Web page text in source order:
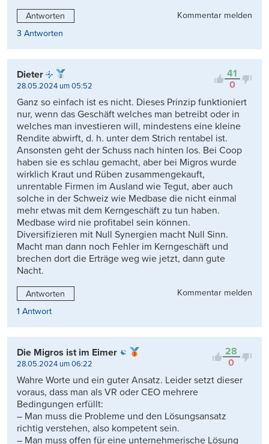
Antworten
Kommentar melden
3 Antworten
41
0
Dieter
28.05.2024 um 05:52
Ganz so einfach ist es nicht. Dieses Prinzip funktioniert
nur, wenn das Geschäft welches man betreibt oder in
welches man investieren will, mindestens eine kleine
Rendite abwirft, d. h. unter dem Strich rentabel ist.
Ansonsten geht der Schuss nach hinten los. Bei Coop
haben sie es schlau gemacht, aber bei Migros wurde
wirklich Kraut und Rüben zusammengekauft,
unrentable Firmen im Ausland wie Tegut, aber auch
solche in der Schweiz wie Medbase die nicht einmal
mehr etwas mit dem Kerngeschäft zu tun haben.
Medbase wird nie profitabel sein können.
Diversifizieren mit Null Synergien macht Null Sinn.
Macht man dann noch Fehler im Kerngeschäft und
brechen dort die Erträge weg wie jetzt, dann gute
Nacht.
Antworten
Kommentar melden
1 Antwort
28
0
Die Migros ist im Eimer
28.05.2024 um 06:22
Wahre Worte und ein guter Ansatz. Leider setzt dieser
voraus, dass man als VR oder CEO mehrere
Bedingungen erfüllt:
– Man muss die Probleme und den Lösungsansatz
richtig verstehen, also kompetent sein.
– Man muss offen für eine unternehmerische Lösung